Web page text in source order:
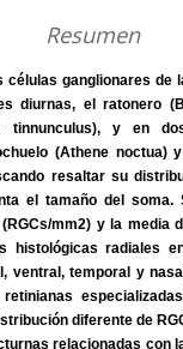
Resumen
células ganglionares de
diurnas, el ratonero
tinnunculus), y en
(Athene noctua)
resaltar su
el tamaño del soma.
mm2) y la media
histológicas radiales
ventral, temporal y
diferente de
relacionadas con